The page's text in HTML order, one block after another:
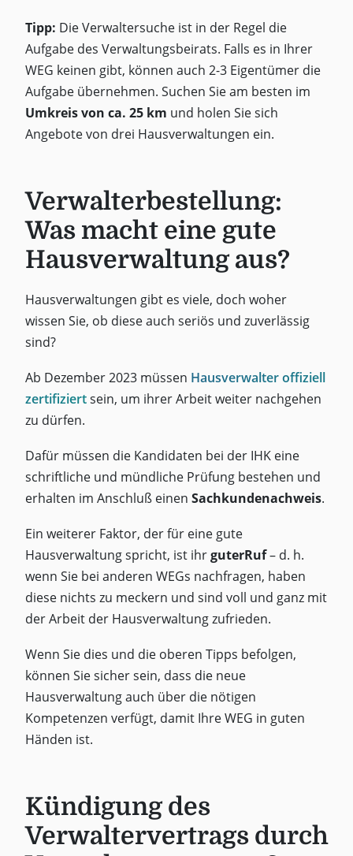
Tipp: Die Verwaltersuche ist in der Regel die
Aufgabe des Verwaltungsbeirats. Falls es in Ihrer
WEG keinen gibt, können auch 2-3 Eigentümer die
Aufgabe übernehmen. Suchen Sie am besten im
Umkreis von ca. 25 km und holen Sie sich
Angebote von drei Hausverwaltungen ein.
Verwalterbestellung:
Was macht eine gute
Hausverwaltung aus?
Hausverwaltungen gibt es viele, doch woher
wissen Sie, ob diese auch seriös und zuverlässig
sind?
Ab Dezember 2023 müssen Hausverwalter offiziell
zertifiziertsein, um ihrer Arbeit weiter nachgehen
zu dürfen.
Dafür müssen die Kandidaten bei der IHK eine
schriftliche und mündliche Prüfung bestehen und
erhalten im Anschluß einen Sachkundenachweis.
Ein weiterer Faktor, der für eine gute
Hausverwaltung spricht, ist ihrguterRuf– d. h.
wenn Sie bei anderen WEGs nachfragen, haben
diese nichts zu meckern und sind voll und ganz mit
der Arbeit der Hausverwaltung zufrieden.
Wenn Sie dies und die oberen Tipps befolgen,
können Sie sicher sein, dass die neue
Hausverwaltung auch über die nötigen
Kompetenzen verfügt, damit Ihre WEG in guten
Händen ist.
Kündigung des
Verwaltervertrags durch